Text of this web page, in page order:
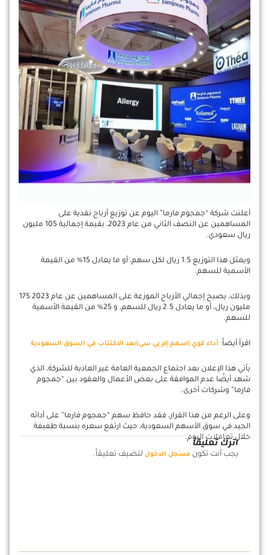
أعلنت شركة “جمجوم فارما” اليوم عن توزيع أرباح نقدية على
المساهمين عن النصف الثاني من عام 2023، بقيمة إجمالية 105 مليون
ريال سعودي.
ويمثل هذا التوزيع 1.5 ريال لكل سهم، أو ما يعادل 15% من القيمة
الأسمية للسهم.
وبذلك، يصبح إجمالي الأرباح الموزعة على المساهمين عن عام 2023 175
مليون ريال، أو ما يعادل 2.5 ريال للسهم، و 25% من القيمة الأسمية
للسهم.
اقرأ أيضاً: أداء قوي (سهم إم بي سي)بعد الاكتتاب في السوق السعودية
يأتي هذا الإعلان بعد اجتماع الجمعية العامة غير العادية للشركة، الذي
شهد أيضًا عدم الموافقة على بعض الأعمال والعقود بين “جمجوم
فارما” وشركات أخرى.
وعلى الرغم من هذا القرار، فقد حافظ سهم “جمجوم فارما” على أدائه
الجيد في سوق الأسهم السعودية، حيث ارتفع سعره بنسبة طفيفة
خلال تعاملات اليوم.
اترك تعليقاً
يجب أنت تكون مسجل الدخول لتضيف تعليقاً.